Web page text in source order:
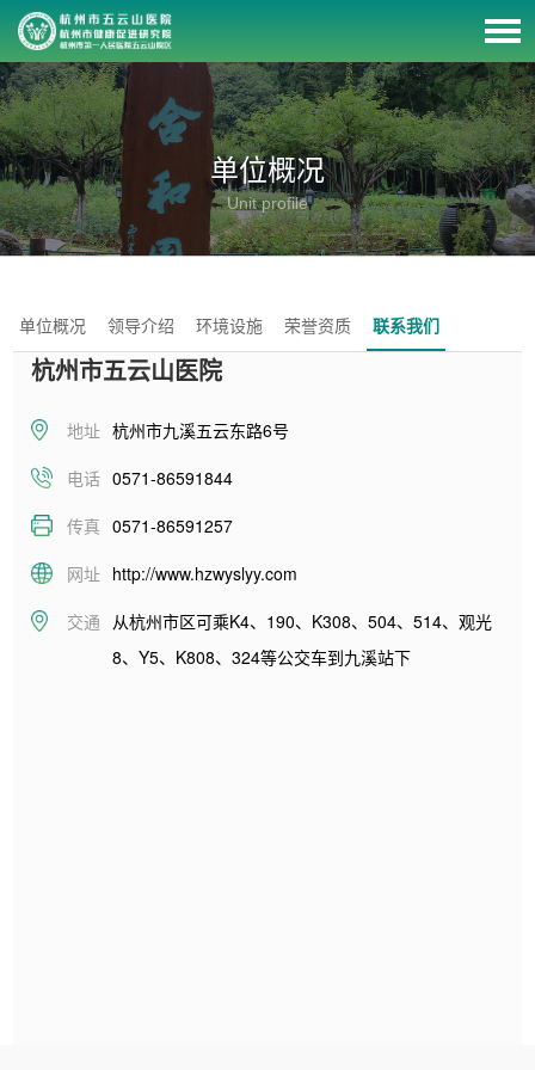
单位概况
Unit profile
单位概况 领导介绍 环境设施 荣誉资质 联系我们
杭州市五云山医院
地址 杭州市九溪五云东路6号
电话 0571-86591844
传真 0571-86591257
网址 http://www.hzwyslyy.com
交通 从杭州市区可乘K4、190、K308、504、514、观光
8、Y5、K808、324等公交车到九溪站下